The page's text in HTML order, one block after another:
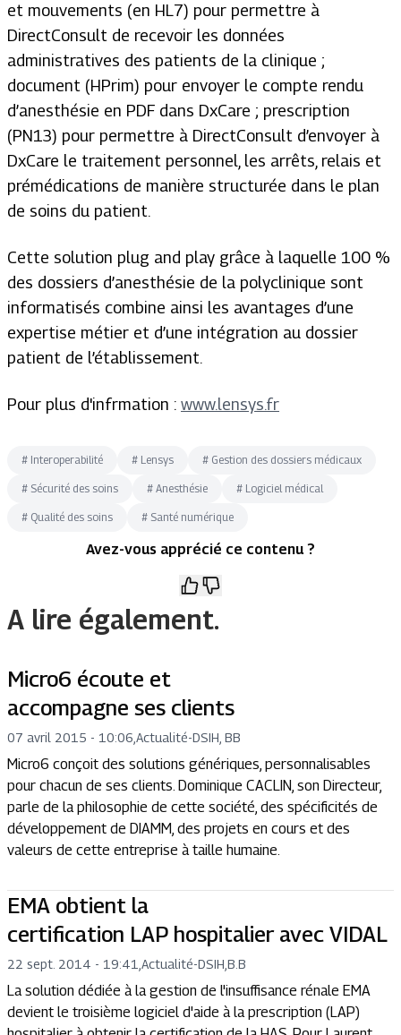
et mouvements (en HL7) pour permettre à
DirectConsult de recevoir les données
administratives des patients de la clinique ;
document (HPrim) pour envoyer le compte rendu
d’anesthésie en PDF dans DxCare ; prescription
(PN13) pour permettre à DirectConsult d’envoyer à
DxCare le traitement personnel, les arrêts, relais et
prémédications de manière structurée dans le plan
de soins du patient.
Cette solution plug and play grâce à laquelle 100 %
des dossiers d’anesthésie de la polyclinique sont
informatisés combine ainsi les avantages d’une
expertise métier et d’une intégration au dossier
patient de l’établissement.
Pour plus d'infrmation : www.lensys.fr
# Interoperabilité # Lensys # Gestion des dossiers médicaux
# Sécurité des soins # Anesthésie # Logiciel médical
# Qualité des soins # Santé numérique
Avez-vous apprécié ce contenu ?
A lire également.
Micro6 écoute et
accompagne ses clients
07 avril 2015 - 10:06 Actualité-DSIH, BB
Micro6 conçoit des solutions génériques, personnalisables
pour chacun de ses clients. Dominique CACLIN, son Directeur,
parle de la philosophie de cette société, des spécificités de
développement de DIAMM, des projets en cours et des
valeurs de cette entreprise à taille humaine.
EMA obtient la
certification LAP hospitalier avec VIDAL
22 sept. 2014 - 19:41 Actualité-DSIH,B.B
La solution dédiée à la gestion de l'insuffisance rénale EMA
devient le troisième logiciel d'aide à la prescription (LAP)